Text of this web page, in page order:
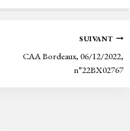
bo tt ail tF
rie
n
dl
SUIVANT
CAA Bordeaux, 06/12/2022,
n°22BX02767